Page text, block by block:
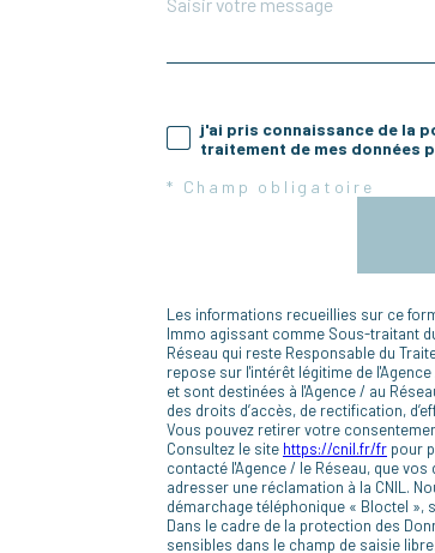
j'ai pris connaissance de la
traitement de mes données
* Champ obligatoire
Les informations recueillies sur ce
Immo agissant comme Sous-traitant
Réseau qui reste Responsable du
repose sur l'intérêt légitime de
et sont destinées à l'Agence / au
des droits d’accès, de rectification,
Vous pouvez retirer votre
Consultez le site https://cnil.fr/fr pour
contacté l'Agence / le Réseau, que
adresser une réclamation à la CNIL.
démarchage téléphonique « Bloctel »,
Dans le cadre de la protection des
sensibles dans le champ de saisie libre.